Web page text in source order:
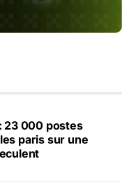
23 000 postes
paris sur une